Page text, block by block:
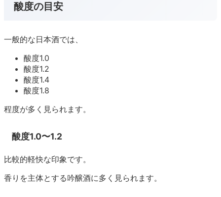
酸度の目安
一般的な日本酒では、
酸度1.0
酸度1.2
酸度1.4
酸度1.8
程度が多く見られます。
酸度1.0〜1.2
比較的軽快な印象です。
香りを主体とする吟醸酒に多く見られます。